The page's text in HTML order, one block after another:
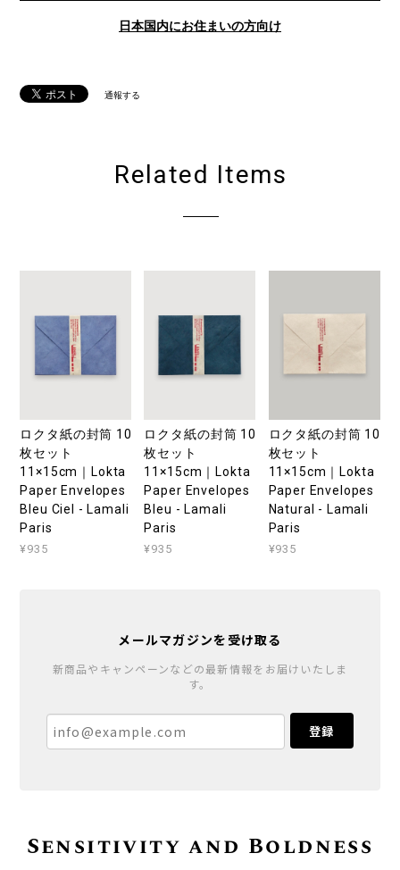
日本国内にお住まいの方向け
通報する
Related Items
ロクタ紙の封筒 10
枚セット
11×15cm｜Lokta
Paper Envelopes
Bleu Ciel - Lamali
Paris
¥935
ロクタ紙の封筒 10
枚セット
11×15cm｜Lokta
Paper Envelopes
Bleu - Lamali
Paris
¥935
ロクタ紙の封筒 10
枚セット
11×15cm｜Lokta
Paper Envelopes
Natural - Lamali
Paris
¥935
メールマガジンを受け取る
新商品やキャンペーンなどの最新情報をお届けいたしま
す。
登録
Sensitivity and Boldness